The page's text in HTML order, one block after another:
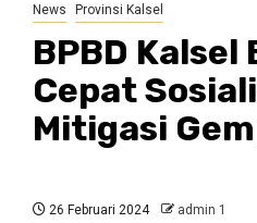
News Provinsi Kalsel
BPBD
Cepat
Mitigasi
26 Februari 2024 admin 1